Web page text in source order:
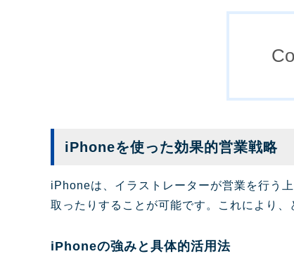
iPhoneを使った効果的営業戦略
iPhoneは、イラストレーターが営業を行う
取ったりすることが可能です。これにより
iPhoneの強みと具体的活用法